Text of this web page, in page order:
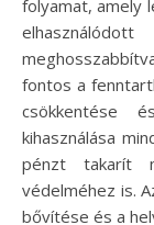
folyamat, amely
fontos a
csökkentése
kihasználása
pénzt takarít
védelméhez is.
bővítése és a